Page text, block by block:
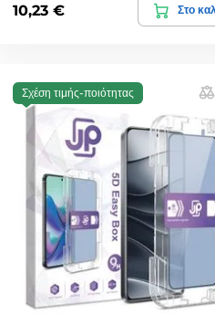
10,23 € Στο
Σχέση τιμής-ποιότητας